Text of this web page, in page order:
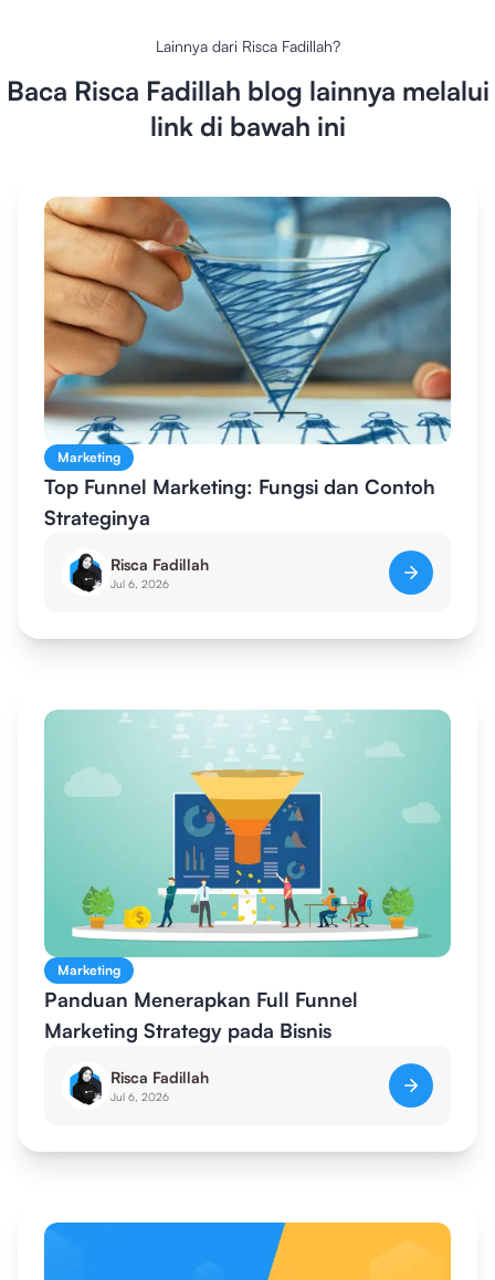
Lainnya dari Risca Fadillah?
Baca Risca Fadillah blog lainnya melalui
link di bawah ini
Marketing
Top Funnel Marketing: Fungsi dan Contoh
Strateginya
Risca Fadillah
Jul 6, 2026
Marketing
Panduan Menerapkan Full Funnel
Marketing Strategy pada Bisnis
Risca Fadillah
Jul 6, 2026